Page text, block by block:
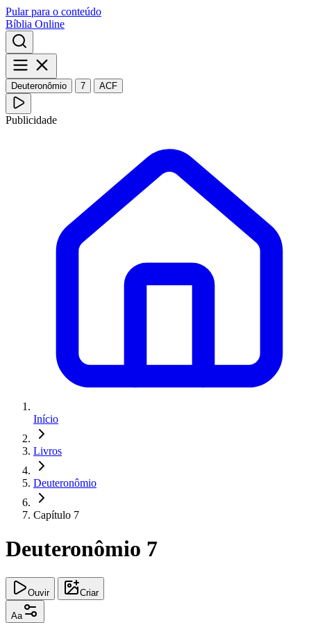
Pular para o conteúdo
Bíblia Online
Deuteronômio 7 ACF
Publicidade
Início
Livros
Deuteronômio
Capítulo 7
Deuteronômio 7
Ouvir Criar
Aa